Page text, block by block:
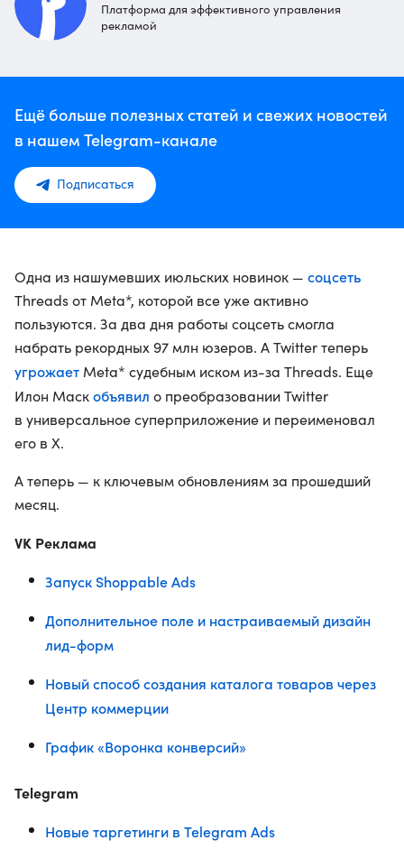
Платформа для эффективного управления
рекламой
Ещё больше полезных статей и свежих новостей
в нашем Telegram-канале
Подписаться
Одна из нашумевших июльских новинок — соцсеть
Threads от Meta*, которой все уже активно
пользуются. За два дня работы соцсеть смогла
набрать рекордных 97 млн юзеров. А Twitter теперь
угрожает Meta* судебным иском из-за Threads. Еще
Илон Маскобъявил о преобразовании Twitter
в универсальное суперприложение и переименовал
его в X.
А теперь — к ключевым обновлениям за прошедший
месяц.
VK Реклама
Запуск Shoppable Ads
Дополнительное поле и настраиваемый дизайн
лид-форм
Новый способ создания каталога товаров через
Центр коммерции
График «Воронка конверсий»
Telegram
Новые таргетинги в Telegram Ads